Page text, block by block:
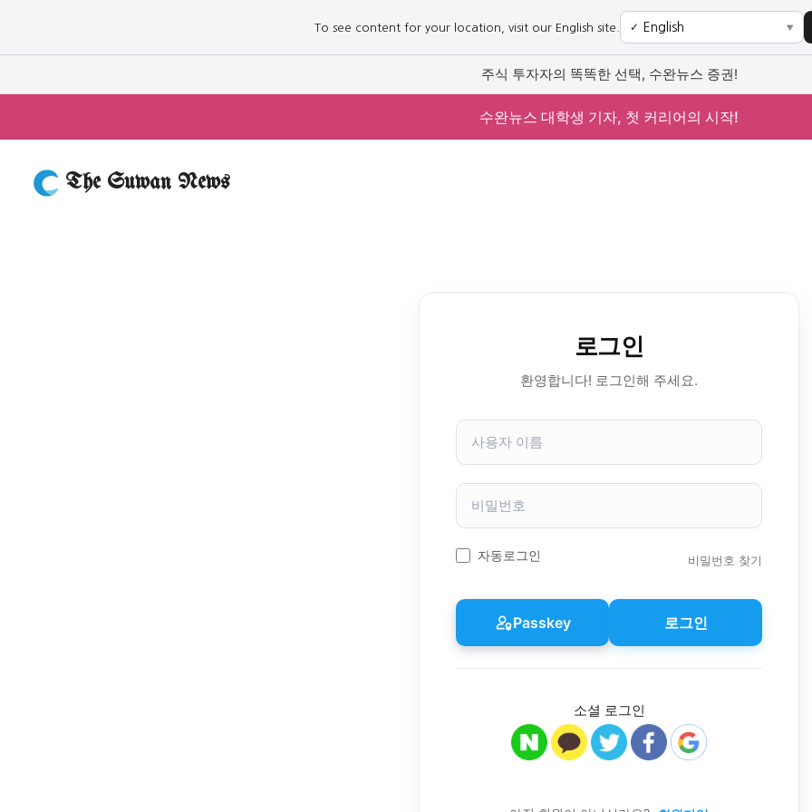
To see content for your location, visit our English site. ✓ ▼
주식 투자자의 똑똑한 선택, 수완뉴스 증권!
수완뉴스 대학생 기자, 첫 커리어의 시작!
The Suwan News
로그인
환영합니다! 로그인해 주세요.
사
자
이
비
번
호
자동로그인 비밀번호 찾기
Passkey 로그인
소셜 로그인